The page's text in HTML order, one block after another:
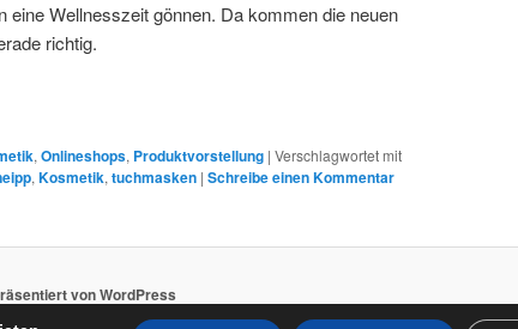
eine Wellnesszeit gönnen. Da kommen die neuen
richtig.
, Onlineshops, Produktvorstellung | Verschlagwortet mit
, Kosmetik, tuchmasken | Schreibe einen Kommentar
von WordPress